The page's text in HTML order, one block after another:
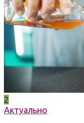
2
Актуально